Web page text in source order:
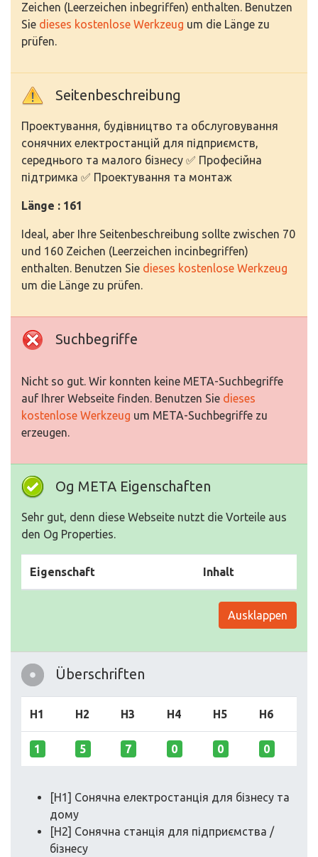
Zeichen (Leerzeichen inbegriffen) enthalten. Benutzen
Sie dieses kostenlose Werkzeug um die Länge zu
prüfen.
Seitenbeschreibung
Проектування, будівництво та обслуговування
сонячних електростанцій для підприємств,
середнього та малого бізнесу ✅ Професійна
підтримка ✅ Проектування та монтаж
Länge : 161
Ideal, aber Ihre Seitenbeschreibung sollte zwischen 70
und 160 Zeichen (Leerzeichen incinbegriffen)
enthalten. Benutzen Sie dieses kostenlose Werkzeug
um die Länge zu prüfen.
Suchbegriffe
Nicht so gut. Wir konnten keine META-Suchbegriffe
auf Ihrer Webseite finden. Benutzen Sie dieses
kostenlose Werkzeug um META-Suchbegriffe zu
erzeugen.
Og META Eigenschaften
Sehr gut, denn diese Webseite nutzt die Vorteile aus
den Og Properties.
Eigenschaft Inhalt
Ausklappen
Überschriften
H1 H2 H3 H4 H5 H6
1 5 7 0 0 0
[H1] Сонячна електростанція для бізнесу та
дому
[H2] Cонячна станція для підприємства /
бізнесу